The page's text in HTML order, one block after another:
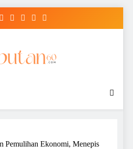
Pemulihan Ekonomi, Menepis